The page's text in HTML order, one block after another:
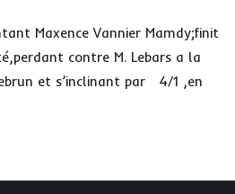
Maxence Vannier Mamdy;finit
contre M. Lebars a la
et s’inclinant par 4/1 ,en